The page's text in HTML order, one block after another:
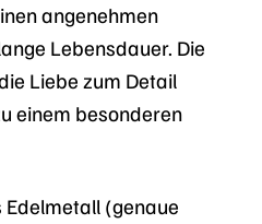
angenehmen
Lebensdauer. Die
Liebe zum Detail
einem besonderen
(genaue